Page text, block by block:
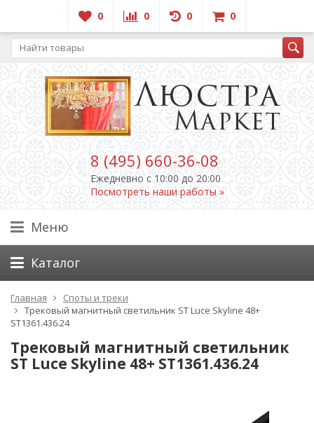
0 0 0 0
8 (495) 660-36-08
Ежедневно c 10:00 до 20:00
Посмотреть наши работы »
Меню
Каталог
Главная
Споты и треки
Трековый магнитный светильник ST Luce Skyline 48+
ST1361.436.24
Трековый магнитный светильник
ST Luce Skyline 48+ ST1361.436.24